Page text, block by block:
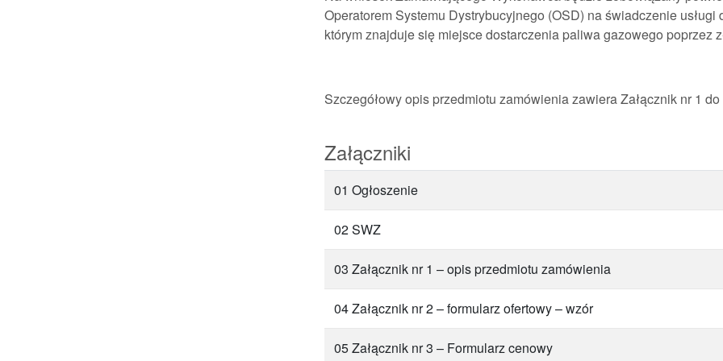
Operatorem Systemu Dystrybucyjnego (OSD) na świadczenie
którym znajduje się miejsce dostarczenia paliwa gazowego poprzez
Szczegółowy opis przedmiotu zamówienia zawiera Załącznik nr 1
Załączniki
01 Ogłoszenie
02 SWZ
03 Załącznik nr 1 – opis przedmiotu zamówienia
04 Załącznik nr 2 – formularz ofertowy – wzór
05 Załącznik nr 3 – Formularz cenowy